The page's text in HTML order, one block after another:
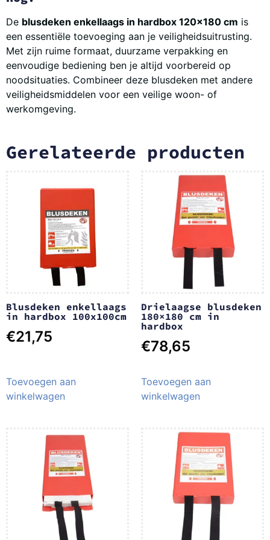
De blusdeken enkellaags in hardbox 120×180 cm is
een essentiële toevoeging aan je veiligheidsuitrusting.
Met zijn ruime formaat, duurzame verpakking en
eenvoudige bediening ben je altijd voorbereid op
noodsituaties. Combineer deze blusdeken met andere
veiligheidsmiddelen voor een veilige woon- of
werkomgeving.
Gerelateerde producten
Blusdeken enkellaags
in hardbox 100x100cm
€21,75
Toevoegen aan
winkelwagen
Drielaagse blusdeken
180×180 cm in
hardbox
€78,65
Toevoegen aan
winkelwagen